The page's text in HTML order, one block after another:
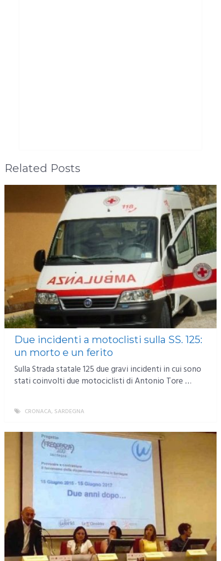
Related Posts
Due incidenti a motoclisti sulla SS. 125:
un morto e un ferito
Sulla Strada statale 125 due gravi incidenti in cui sono
stati coinvolti due motociclisti di Antonio Tore …
CRONACA, SARDEGNA